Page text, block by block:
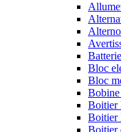
Batterie
Bloc
Bloc
Boitier
Boitier
Boitier